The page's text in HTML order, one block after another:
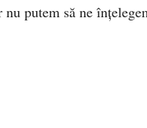
putem să ne